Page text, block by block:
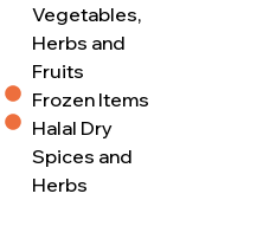
Vegetables,
Herbs and
Fruits
Frozen Items
Halal Dry
Spices and
Herbs